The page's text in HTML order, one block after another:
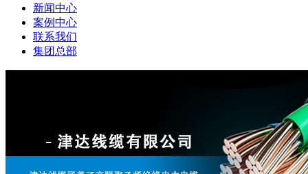
新闻中心
案例中心
联系我们
集团总部